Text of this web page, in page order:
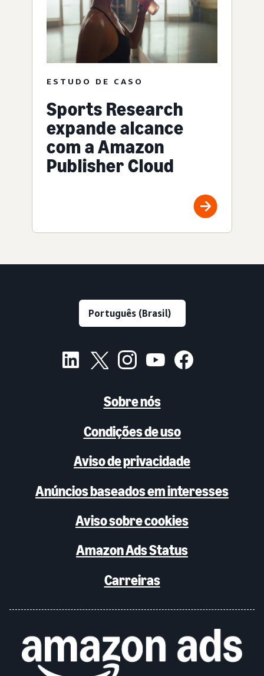
ESTUDO DE CASO
Sports Research
expande alcance
com a Amazon
Publisher Cloud
Sobre nós
Condições de uso
Aviso de privacidade
Anúncios baseados em interesses
Aviso sobre cookies
Amazon Ads Status
Carreiras